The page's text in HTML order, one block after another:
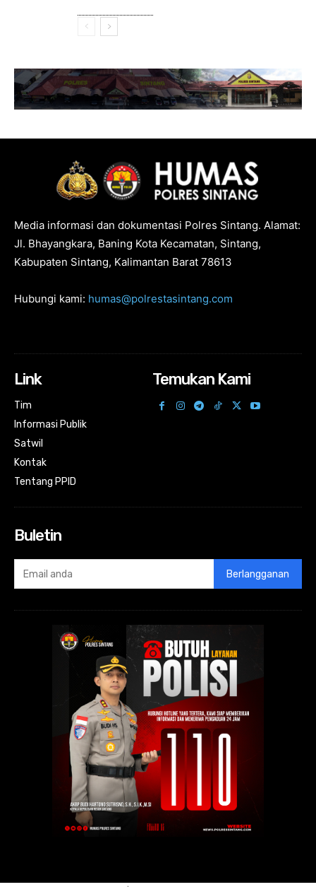
Media informasi dan dokumentasi Polres Sintang. Alamat:
Jl. Bhayangkara, Baning Kota Kecamatan, Sintang,
Kabupaten Sintang, Kalimantan Barat 78613
Hubungi kami: humas@polrestasintang.com
Link
Tim
Informasi Publik
Satwil
Kontak
Tentang PPID
Temukan Kami
Buletin
Berlangganan